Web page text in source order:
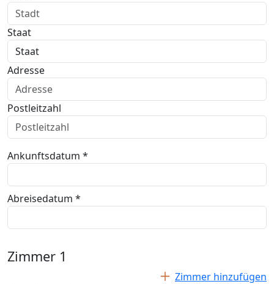
Staat
Adresse
Postleitzahl
Ankunftsdatum *
Abreisedatum *
Zimmer 1
Zimmer hinzufügen